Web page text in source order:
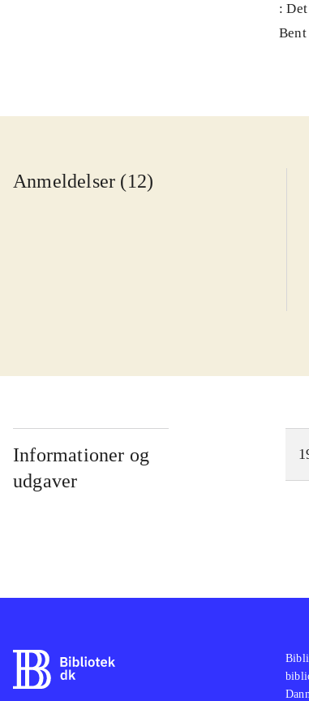
:
Anmeldelser (12)
Informationer og
udgaver